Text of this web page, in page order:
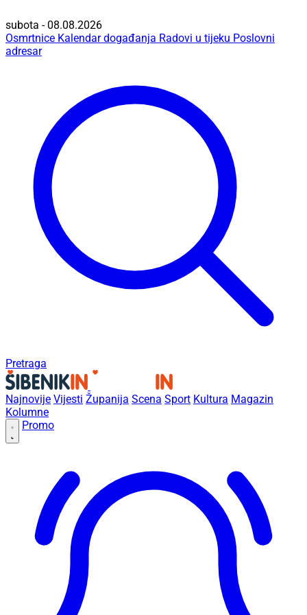
subota - 08.08.2026
Osmrtnice Kalendar događanja Radovi u tijeku Poslovni
adresar
Pretraga
Najnovije Vijesti Županija Scena Sport Kultura Magazin
Kolumne
Promo